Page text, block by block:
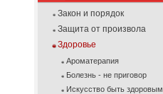
Закон и порядок
Защита от произвола
Здоровье
Ароматерапия
Болезнь - не приговор
Искусство быть здоровым